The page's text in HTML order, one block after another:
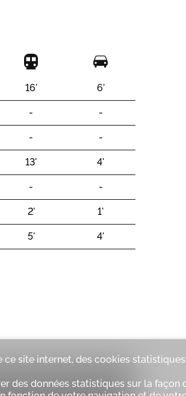
16' 6'
- -
- -
13' 4'
- -
2' 1'
5' 4'
site internet, des cookies
des données statistiques sur la